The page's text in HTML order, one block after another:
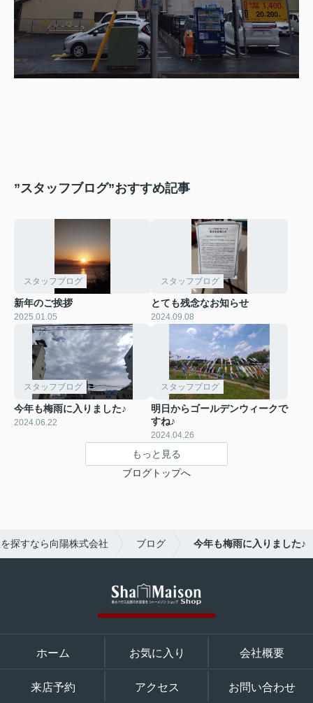
”スタッフブログ”おすすめ記事
スタッフブログ
新年のご挨拶
2025.01.05
スタッフブログ
とても残念なお知らせ
2024.09.08
スタッフブログ
今年も梅雨に入りました♪
2024.06.22
スタッフブログ
明日からゴールデンウィークで
すね♪
2024.04.26
もっと見る
ブログトップへ
探すなら向陽株式会社 ブログ 今年も梅雨に入りました♪
ホーム お気に入り 会社概要
来店予約 アクセス お問い合わせ